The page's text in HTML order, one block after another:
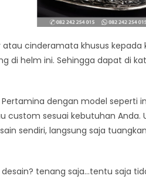
cinderamata khusus
di helm ini. Sehingga dapat di
dengan model seperti
custom sesuai kebutuhan Anda.
sendiri, langsung saja
tenang saja…tentu saja